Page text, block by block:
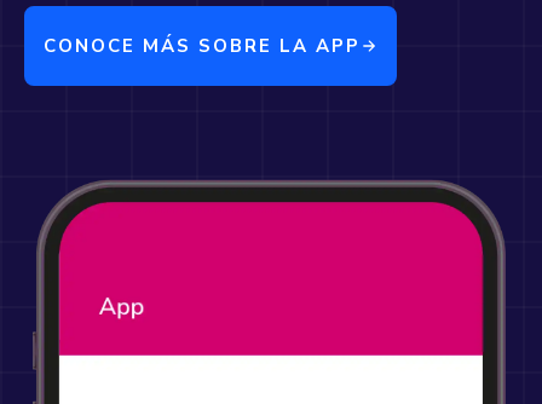
CONOCE MÁS SOBRE LA APP